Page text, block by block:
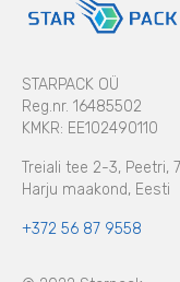
STARPACK OÜ
Reg.nr. 16485502
KMKR: EE102490110
Treiali tee 2-3, Peetri,
Harju maakond, Eesti
+372 56 87 9558